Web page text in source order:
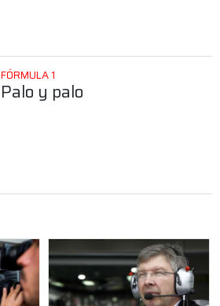
FÓRMULA 1
Palo y palo